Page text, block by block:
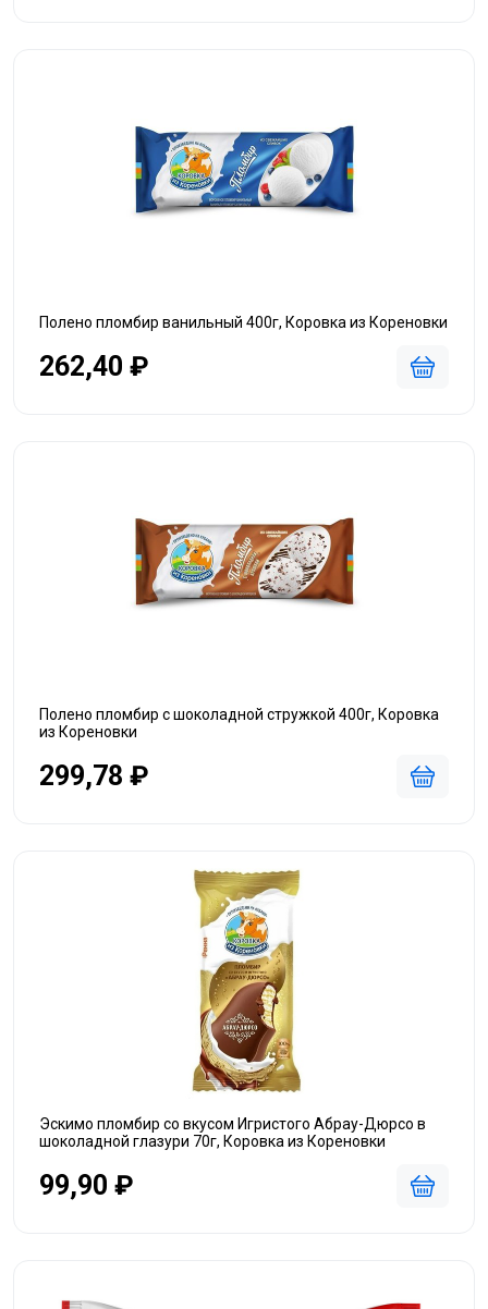
Полено пломбир ванильный 400г, Коровка из Кореновки
262,40 ₽
Полено пломбир с шоколадной стружкой 400г, Коровка
из Кореновки
299,78 ₽
Эскимо пломбир со вкусом Игристого Абрау-Дюрсо в
шоколадной глазури 70г, Коровка из Кореновки
99,90 ₽